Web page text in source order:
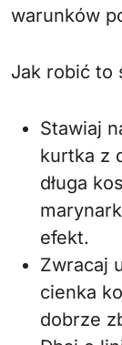
warunków
Jak robić to
Stawiaj
kurtka z
długa
efekt.
Zwracaj
cienka
dobrze